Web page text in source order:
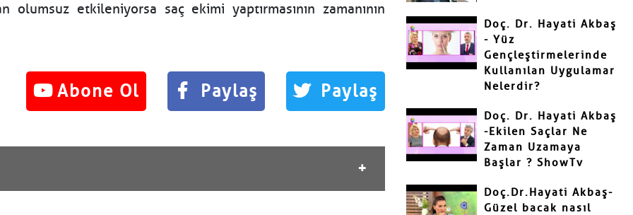
etkileniyorsa saç ekimi yaptırmasının zamanının
Abone Ol Paylaş Paylaş
Doç. Dr. Hayati Akbaş
- Yüz
Gençleştirmelerinde
Kullanılan Uygulamar
Nelerdir?
Doç. Dr. Hayati Akbaş
-Ekilen Saçlar Ne
Zaman Uzamaya
Başlar ? ShowTv
Doç.Dr.Hayati Akbaş-
Güzel bacak nasıl